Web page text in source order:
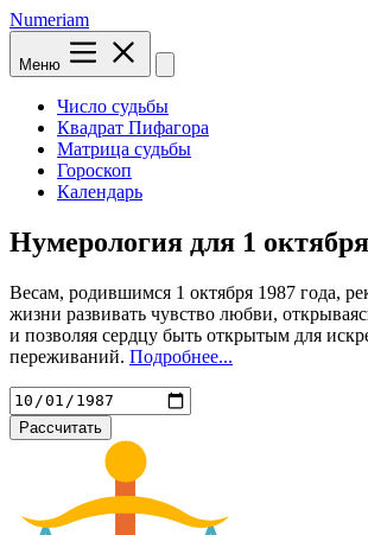
Numeriam
Меню
Число судьбы
Квадрат Пифагора
Матрица судьбы
Гороскоп
Календарь
Нумерология для 1
Весам, родившимся 1 октября 1987 года,
жизни развивать чувство любви,
и позволяя сердцу быть открытым для
переживаний. Подробнее...
Рассчитать